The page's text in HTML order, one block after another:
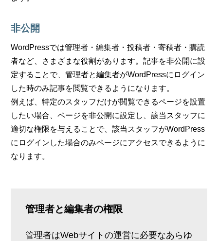
非公開
WordPressでは管理者・編集者・投稿者・寄稿者・購読
者など、さまざまな役割があります。記事を非公開に設
定することで、管理者と編集者がWordPressにログイン
した時のみ記事を閲覧できるようになります。
例えば、特定のスタッフだけが閲覧できるページを設置
したい場合、ページを非公開に設定し、該当スタッフに
適切な権限を与えることで、該当スタッフがWordPress
にログインした場合のみページにアクセスできるように
なります。
管理者と編集者の権限
管理者はWebサイトの運営に必要なあらゆ